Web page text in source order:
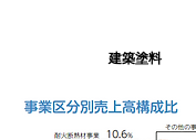
建築塗料